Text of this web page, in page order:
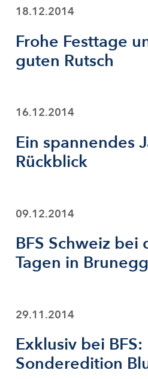
18.12.2014
Frohe Festtage
guten Rutsch
16.12.2014
Ein spannendes
Rückblick
09.12.2014
BFS Schweiz bei
Tagen in Brunegg
29.11.2014
Exklusiv bei BFS:
Sonderedition